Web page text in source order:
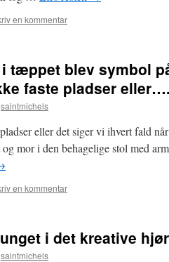
en kommentar
tæppet blev symbol
faste pladser
saintmichels
eller det siger vi ihvert fald
mor i den behagelige stol med
en kommentar
i det kreative
saintmichels